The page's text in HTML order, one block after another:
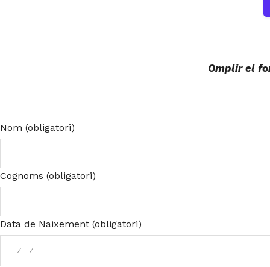
Omplir el
Nom (obligatori)
Cognoms (obligatori)
Data de Naixement (obligatori)